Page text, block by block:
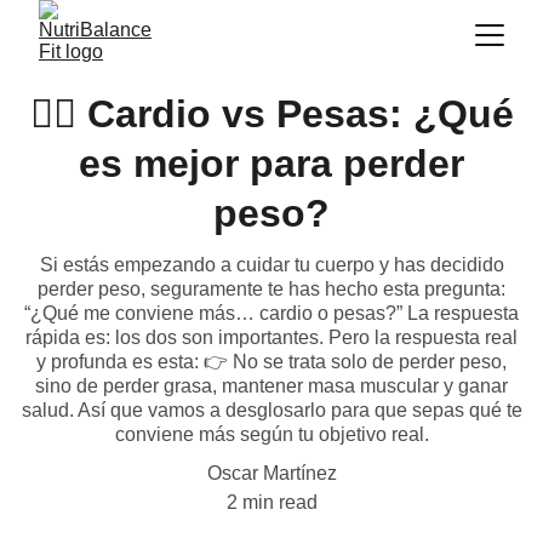
🏋️‍♀️ Cardio vs Pesas: ¿Qué
es mejor para perder
peso?
Si estás empezando a cuidar tu cuerpo y has decidido
perder peso, seguramente te has hecho esta pregunta:
“¿Qué me conviene más… cardio o pesas?” La respuesta
rápida es: los dos son importantes. Pero la respuesta real
y profunda es esta: 👉 No se trata solo de perder peso,
sino de perder grasa, mantener masa muscular y ganar
salud. Así que vamos a desglosarlo para que sepas qué te
conviene más según tu objetivo real.
Oscar Martínez
2 min read